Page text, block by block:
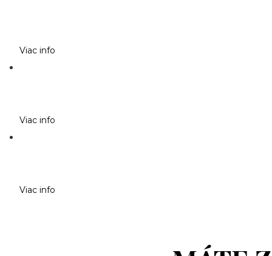
Viac info
Viac info
Viac info